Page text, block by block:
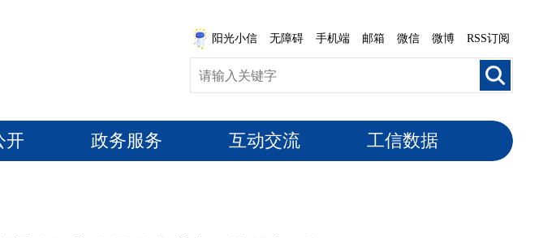
阳光小信 无障碍 手机端 邮箱 微信 微博 RSS订阅
开 政务服务 互动交流 工信数据